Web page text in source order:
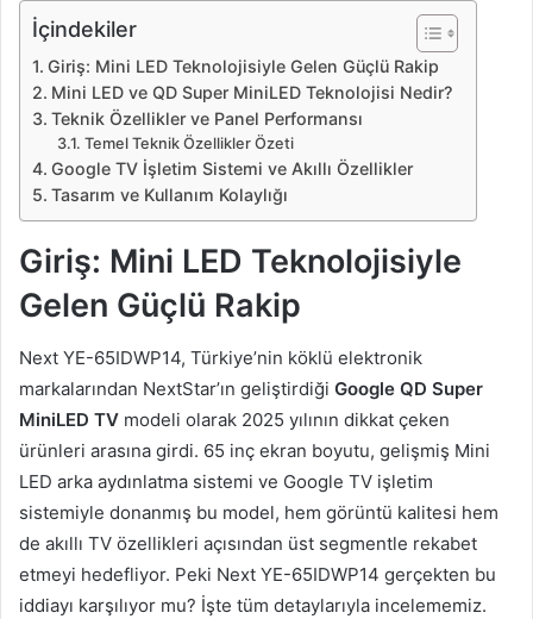
m
e
İçindekiler
Giriş: Mini LED Teknolojisiyle Gelen Güçlü Rakip
Mini LED ve QD Super MiniLED Teknolojisi Nedir?
Teknik Özellikler ve Panel Performansı
Temel Teknik Özellikler Özeti
Google TV İşletim Sistemi ve Akıllı Özellikler
Tasarım ve Kullanım Kolaylığı
Giriş: Mini LED Teknolojisiyle
Gelen Güçlü Rakip
Next YE-65IDWP14, Türkiye’nin köklü elektronik
markalarından NextStar’ın geliştirdiği Google QD Super
MiniLED TV modeli olarak 2025 yılının dikkat çeken
ürünleri arasına girdi. 65 inç ekran boyutu, gelişmiş Mini
LED arka aydınlatma sistemi ve Google TV işletim
sistemiyle donanmış bu model, hem görüntü kalitesi hem
de akıllı TV özellikleri açısından üst segmentle rekabet
etmeyi hedefliyor. Peki Next YE-65IDWP14 gerçekten bu
iddiayı karşılıyor mu? İşte tüm detaylarıyla incelememiz.